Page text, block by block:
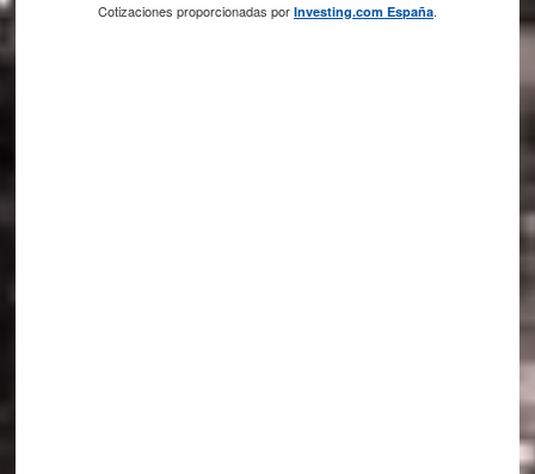
Cotizaciones proporcionadas por Investing.com España.